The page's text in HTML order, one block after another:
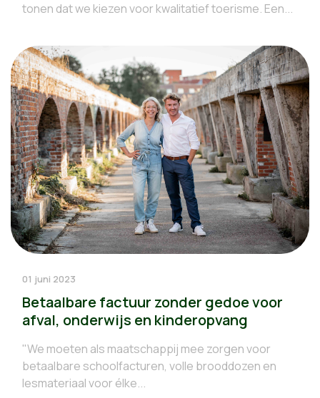
tonen dat we kiezen voor kwalitatief toerisme. Een...
01 juni 2023
Betaalbare factuur zonder gedoe voor
afval, onderwijs en kinderopvang
"We moeten als maatschappij mee zorgen voor
betaalbare schoolfacturen, volle brooddozen en
lesmateriaal voor élke...